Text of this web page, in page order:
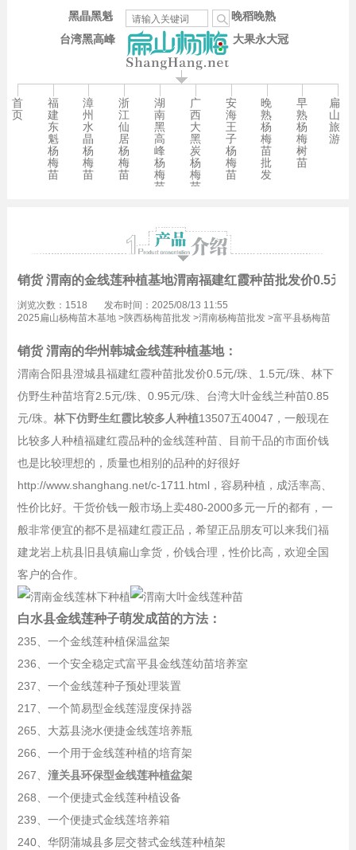
台湾黑高峰
晚稻晚熟
大果永大冠
黑晶黑魁
首
页
福
建
东
魁
杨
梅
苗
漳
州
水
晶
杨
梅
苗
浙
江
仙
居
杨
梅
苗
湖
南
黑
高
峰
杨
梅
苗
广
西
大
黑
炭
杨
梅
苗
安
海
王
子
杨
梅
苗
晚
熟
杨
梅
苗
批
发
早
熟
杨
梅
树
苗
扁
山
旅
游
销货 渭南的金线莲种植基地渭南福建红霞种苗批发价0.5元/
浏览次数：1518
发布时间：2025/08/13 11:55
2025扁山杨梅苗木基地>陕西杨梅苗批发>渭南杨梅苗批发>富平县杨梅苗
销货 渭南的华州韩城金线莲种植基地：
渭南合阳县澄城县福建红霞种苗批发价0.5元/珠、1.5元/珠、林下
仿野生种苗培育2.5元/珠、0.95元/珠、台湾大叶金线兰种苗0.85
元/珠。 林下仿野生红霞比较多人种植13507五40047，一般现在
比较多人种植福建红霞品种的金线莲种苗、目前干品的市面价钱
也是比较理想的，质量也相别的品种的好很好
http://www.shanghang.net/c-1711.html，容易种植，成活率高、
性价比好。干货价钱一般市场上卖480-2000多元一斤的都有，一
般非常便宜的都不是福建红霞正品，希望正品朋友可以来我们福
建龙岩上杭县旧县镇扁山拿货，价钱合理，性价比高，欢迎全国
客户的合作。
白水县金线莲种子萌发成苗的方法：
235、一个金线莲种植保温盆架
236、一个安全稳定式富平县金线莲幼苗培养室
237、一个金线莲种子预处理装置
217、一个简易型金线莲湿度保持器
265、大荔县浇水便捷金线莲培养瓶
266、一个用于金线莲种植的培育架
267、 潼关县环保型金线莲种植盆架
268、一个便捷式金线莲种植设备
239、一个便捷式金线莲培养箱
240、华阴蒲城县多层交替式金线莲种植架